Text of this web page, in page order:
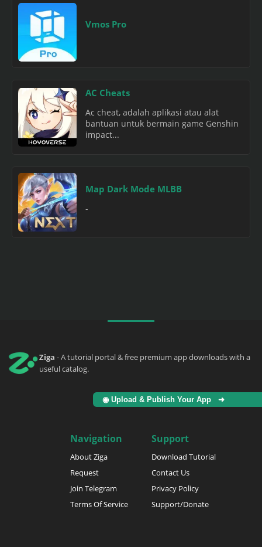
Vmos Pro
AC Cheats
Ac cheat, adalah aplikasi atau alat
bantuan untuk bermain game Genshin
impact...
Map Dark Mode MLBB
-
Ziga - A tutorial portal & free premium app downloads with a
useful catalog.
◉ Upload & Publish Your App ➜
Navigation
About Ziga
Request
Join Telegram
Terms Of Service
Support
Download Tutorial
Contact Us
Privacy Policy
Support/Donate